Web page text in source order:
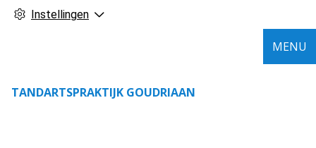
Instellingen
TANDARTSPRAKTIJK GOUDRIAAN
MENU